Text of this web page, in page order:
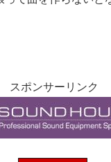
スポンサーリンク